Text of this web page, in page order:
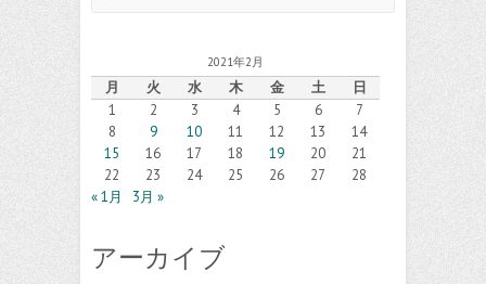
2021年2月
月 火 水 木 金 土
日
1
2 3 4 5 6
7
8
9 10 11 12 13
14
15
16 17 18 19 20
21
22
23 24 25 26 27
28
« 1月
3月 »
アーカイブ